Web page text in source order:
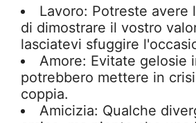
Lavoro: Potreste avere
di dimostrare il vostro
lasciatevi sfuggire
Amore: Evitate gelosie
potrebbero mettere in
coppia.
Amicizia: Qualche